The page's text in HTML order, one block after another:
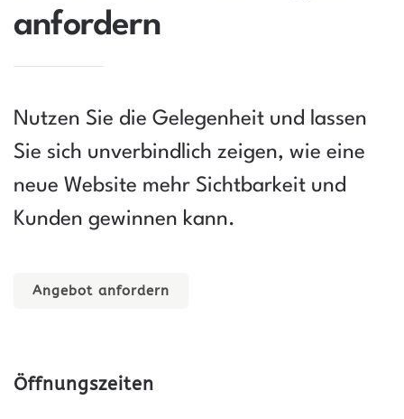
anfordern
Nutzen Sie die Gelegenheit und lassen
Sie sich unverbindlich zeigen, wie eine
neue Website mehr Sichtbarkeit und
Kunden gewinnen kann.
Angebot anfordern
Öffnungszeiten